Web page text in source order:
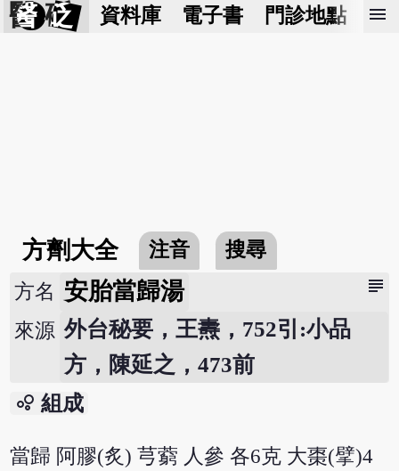
醫 砭 資料庫 電子書 門診地點 預
menu
方劑大全 注音 搜尋
subject
方名 安胎當歸湯
來源 外台秘要，王燾，752引:小品
方，陳延之，473前
bubble_chart 組成
當歸 阿膠(炙) 芎藭 人參 各6克 大棗(擘)4